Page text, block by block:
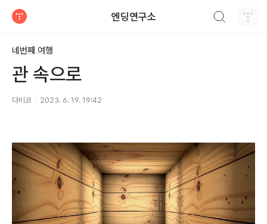
엔딩연구소
네번째 여행
관 속으로
다비코 2023. 6. 19. 19:42